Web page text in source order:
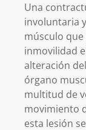
Una
involuntaria
músculo
inmovilidad
alteración
órgano
multitud de
movimiento
esta lesión